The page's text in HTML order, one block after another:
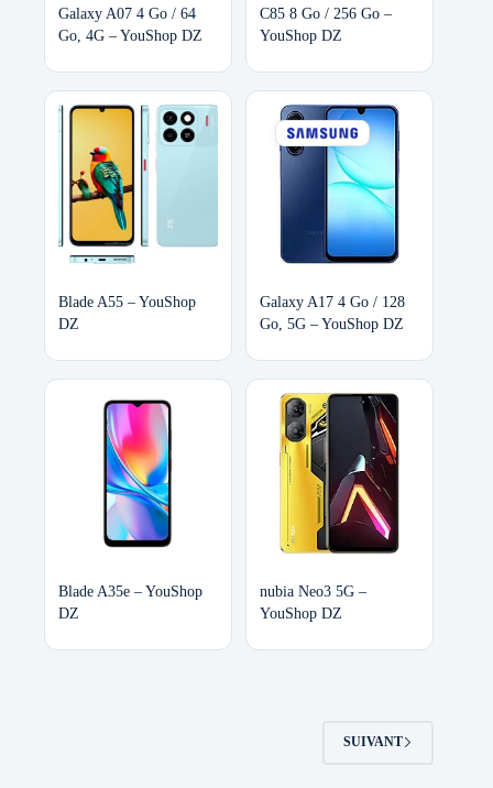
Galaxy A07 4 Go / 64
Go, 4G – YouShop DZ
C85 8 Go / 256 Go –
YouShop DZ
Blade A55 – YouShop
DZ
Galaxy A17 4 Go / 128
Go, 5G – YouShop DZ
Blade A35e – YouShop
DZ
nubia Neo3 5G –
YouShop DZ
SUIVANT